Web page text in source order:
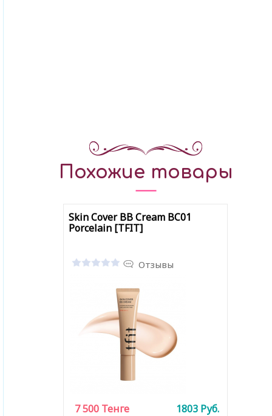
Похожие товары
Skin Cover BB Cream BC01
Porcelain [TFIT]
Отзывы
7 500 Тенге 1803 Руб.